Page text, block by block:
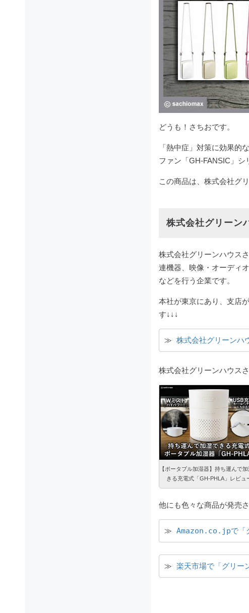
どうも！さちおです。
「熱中症」対策に効果的
ファン「GH-FANSIC」シ
この商品は、株式会社グ
株式会社グリーン
株式会社グリーンハウス
連機器、映像・オーディ
などを行う企業です。
本社が東京にあり、支店
す↓↓↓
≫ 株式会社グリーンハ
株式会社グリーンハウス
【ポータブル加湿器】持ち運んで
きる充電式「GH-PHLA」レビュ
他にも色々な商品が発売
≫ Amazon.co.jpで「
≫ 楽天市場で「グリー